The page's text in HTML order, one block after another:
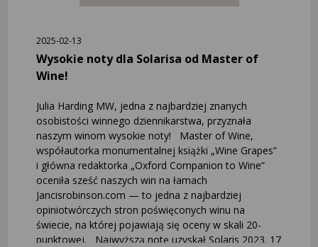
2025-02-13
Wysokie noty dla Solarisa od Master of
Wine!
Julia Harding MW, jedna z najbardziej znanych
osobistości winnego dziennikarstwa, przyznała
naszym winom wysokie noty! Master of Wine,
współautorka monumentalnej książki „Wine Grapes”
i główna redaktorka „Oxford Companion to Wine”
oceniła sześć naszych win na łamach
Jancisrobinson.com — to jedna z najbardziej
opiniotwórczych stron poświęconych winu na
świecie, na której pojawiają się oceny w skali 20-
punktowej. Najwyższą notę uzyskał Solaris 2023. 17